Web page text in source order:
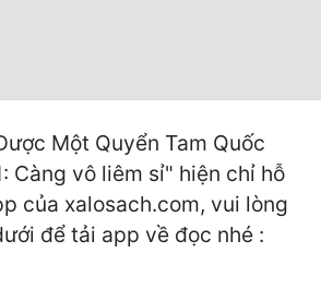
Một Quyển Tam Quốc
Càng vô liêm sỉ" hiện chỉ hỗ
của xalosach.com, vui lòng
để tải app về đọc nhé :